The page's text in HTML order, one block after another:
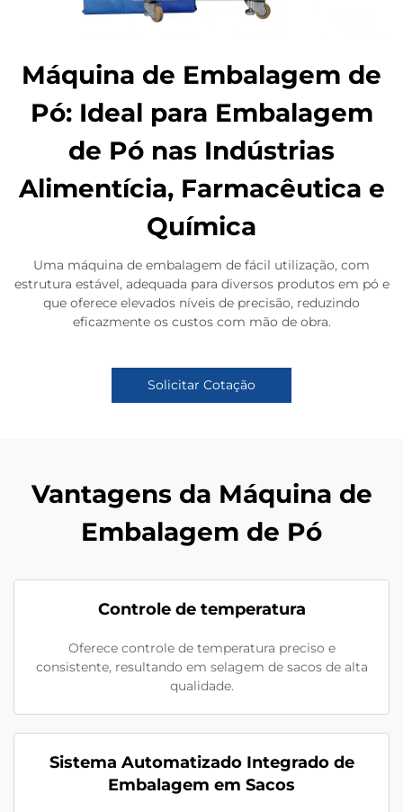
Máquina de Embalagem de
Pó: Ideal para Embalagem
de Pó nas Indústrias
Alimentícia, Farmacêutica e
Química
Uma máquina de embalagem de fácil utilização, com
estrutura estável, adequada para diversos produtos em pó e
que oferece elevados níveis de precisão, reduzindo
eficazmente os custos com mão de obra.
Solicitar Cotação
Vantagens da Máquina de
Embalagem de Pó
Controle de temperatura
Oferece controle de temperatura preciso e
consistente, resultando em selagem de sacos de alta
qualidade.
Sistema Automatizado Integrado de
Embalagem em Sacos